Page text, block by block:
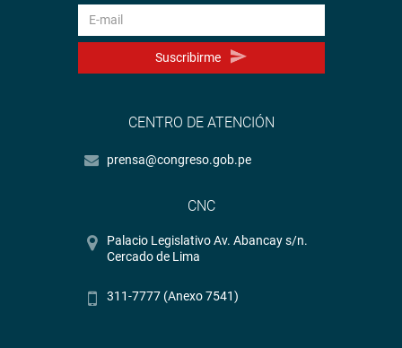
Suscribirme
CENTRO DE ATENCIÓN
prensa@congreso.gob.pe
CNC
Palacio Legislativo Av. Abancay s/n.
Cercado de Lima
311-7777 (Anexo 7541)